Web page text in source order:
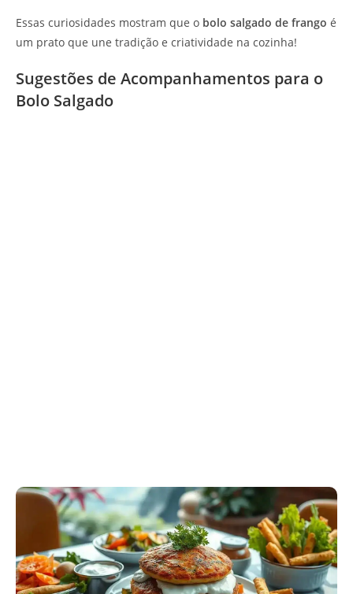
Essas curiosidades mostram que o bolo salgado de frango é
um prato que une tradição e criatividade na cozinha!
Sugestões de Acompanhamentos para o
Bolo Salgado